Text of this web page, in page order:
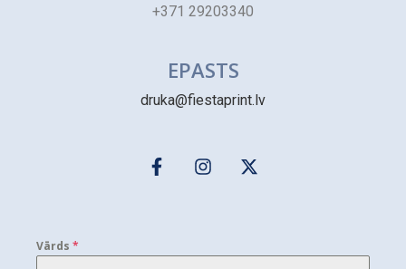
+371 29203340
EPASTS
druka@fiestaprint.lv
Vārds *